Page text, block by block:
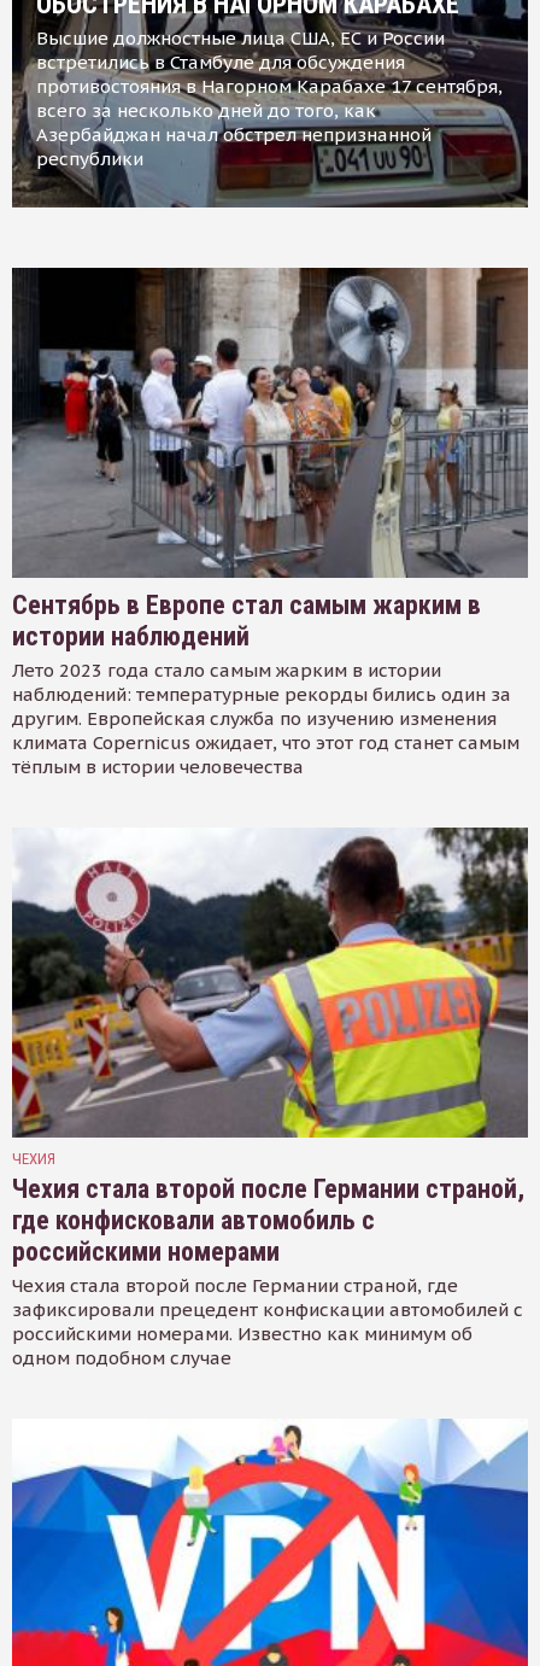
Высшие должностные лица США, ЕС и России
встретились в Стамбуле для обсуждения
противостояния в Нагорном Карабахе 17 сентября,
всего за несколько дней до того, как
Азербайджан начал обстрел непризнанной
республики
Сентябрь в Европе стал самым жарким в
истории наблюдений
Лето 2023 года стало самым жарким в истории
наблюдений: температурные рекорды бились один за
другим. Европейская служба по изучению изменения
климата Copernicus ожидает, что этот год станет самым
тёплым в истории человечества
ЧЕХИЯ
Чехия стала второй после Германии страной,
где конфисковали автомобиль с
российскими номерами
Чехия стала второй после Германии страной, где
зафиксировали прецедент конфискации автомобилей с
российскими номерами. Известно как минимум об
одном подобном случае